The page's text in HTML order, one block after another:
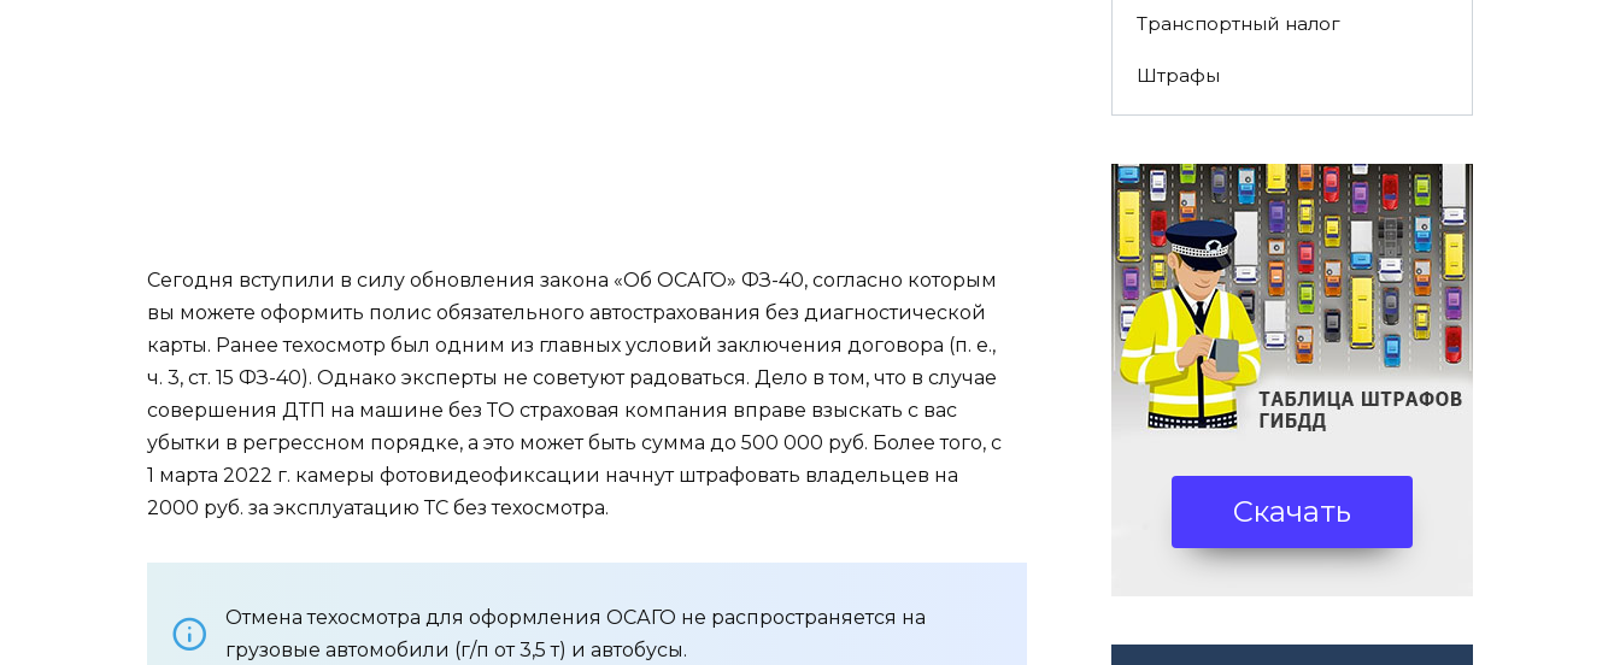
Сегодня вступили в силу обновления закона «Об ОСАГО» ФЗ-40, согласно которым
вы можете оформить полис обязательного автострахования без диагностической
карты. Ранее техосмотр был одним из главных условий заключения договора (п. е.,
ч. 3, ст. 15 ФЗ-40). Однако эксперты не советуют радоваться. Дело в том, что в случае
совершения ДТП на машине без ТО страховая компания вправе взыскать с вас
убытки в регрессном порядке, а это может быть сумма до 500 000 руб. Более того, с
1 марта 2022 г. камеры фотовидеофиксации начнут штрафовать владельцев на
2000 руб. за эксплуатацию ТС без техосмотра.
Отмена техосмотра для оформления ОСАГО не распространяется на
грузовые автомобили (г/п от 3,5 т) и автобусы.
Транспортный налог
Штрафы
Скачать